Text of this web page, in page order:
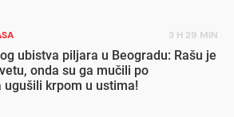
3 H 29 MIN
ubistva piljara u Beogradu: Rašu je
onda su ga mučili po
ugušili krpom u ustima!